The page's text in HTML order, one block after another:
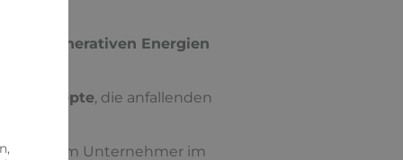
Regenerativen Energien
, die anfallenden
bei jedem Unternehmer im